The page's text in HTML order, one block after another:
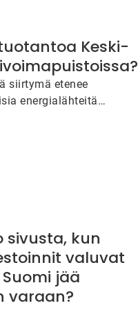
Keski-
siirtymä etenee
energialähteitä
ja aurinkovoimalla.
sivusta, kun
valuvat
jää
varaan?